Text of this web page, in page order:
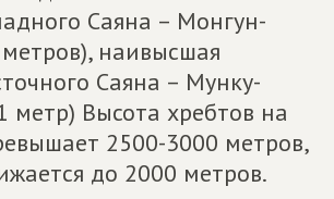
Саяна – Монгун-
наивысшая
Саяна – Мунку-
метр) Высота хребтов на
2500-3000 метров,
до 2000 метров.